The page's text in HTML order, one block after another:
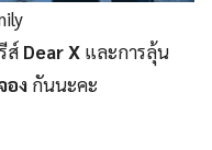
ส์ Dear X และการลุ้น
อง กันนะคะ